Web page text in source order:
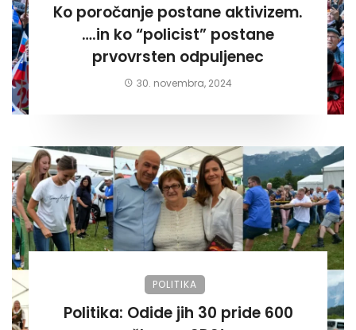
Ko poročanje postane aktivizem.
….in ko “policist” postane
prvovrsten odpuljenec
30. novembra, 2024
POLITIKA
Politika: Odide jih 30 pride 600